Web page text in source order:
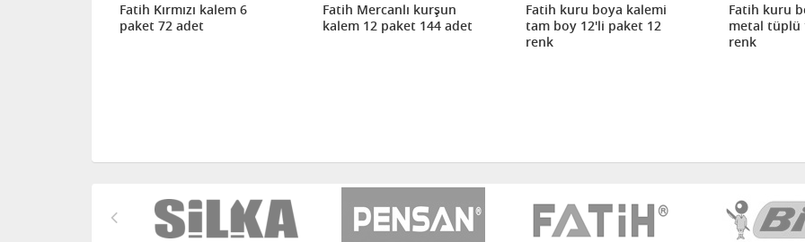
Fatih Kırmızı kalem 6
paket 72 adet
Fatih Mercanlı kurşun
kalem 12 paket 144 adet
Fatih kuru boya kalemi
tam boy 12'li paket 12
renk
Fatih kuru
metal tüplü
renk